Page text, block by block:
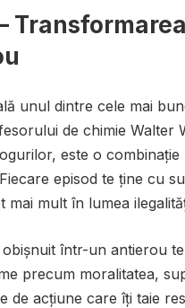
unul dintre cele mai
de chimie Walter
este o combinație
episod te ține cu
mult în lumea
într-un antierou
precum moralitatea,
de acțiune care îți taie